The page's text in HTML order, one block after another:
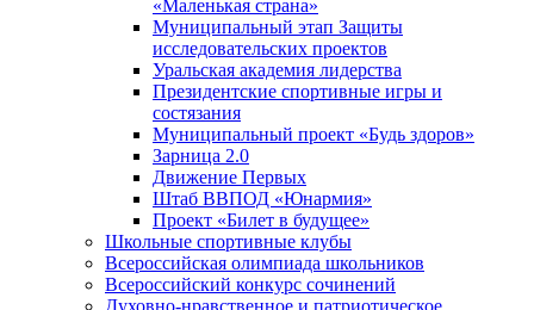
«Маленькая страна»
Муниципальный этап Защиты
исследовательских проектов
Уральская академия лидерства
Президентские спортивные игры и
состязания
Муниципальный проект «Будь здоров»
Зарница 2.0
Движение Первых
Штаб ВВПОД «Юнармия»
Проект «Билет в будущее»
Школьные спортивные клубы
Всероссийская олимпиада школьников
Всероссийский конкурс сочинений